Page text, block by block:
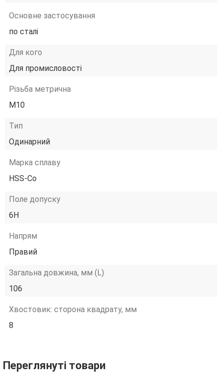
Основне застосування
по сталі
Для кого
Для промисловості
Різьба метрична
М10
Тип
Одинарний
Марка сплаву
HSS-Co
Поле допуску
6H
Напрям
Правий
Загальна довжина, мм (L)
106
Хвостовик: сторона квадрату, мм
8
Переглянуті товари